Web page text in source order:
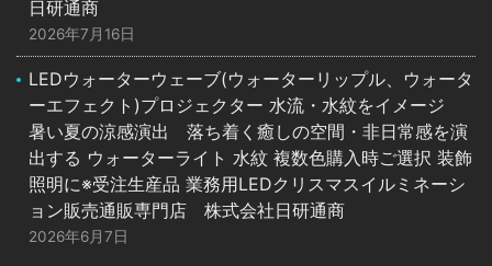
日研通商
2026年7月16日
LEDウォーターウェーブ(ウォーターリップル、ウォータ
ーエフェクト)プロジェクター 水流・水紋をイメージ
暑い夏の涼感演出 落ち着く癒しの空間・非日常感を演
出する ウォーターライト 水紋 複数色購入時ご選択 装飾
照明に※受注生産品 業務用LEDクリスマスイルミネーシ
ョン販売通販専門店 株式会社日研通商
2026年6月7日